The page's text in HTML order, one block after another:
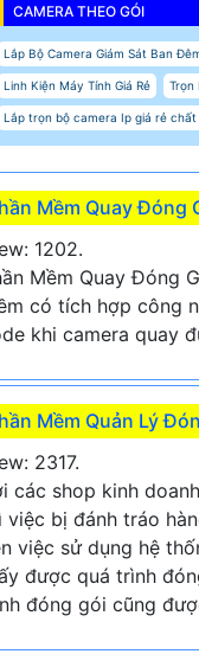
CAMERA THEO GÓI
Lắp Bộ Camera Giám Sát Ban
Linh Kiện Máy Tính Giá Rẻ Trọn
Lắp trọn bộ camera Ip giá rẻ chất
Mềm Quay Đóng
1202.
Mềm Quay Đóng
có tích hợp công
khi camera quay
Mềm Quản Lý
2317.
các shop kinh
việc bị đánh tráo
việc sử dụng hệ
được quá trình
đóng gói cũng